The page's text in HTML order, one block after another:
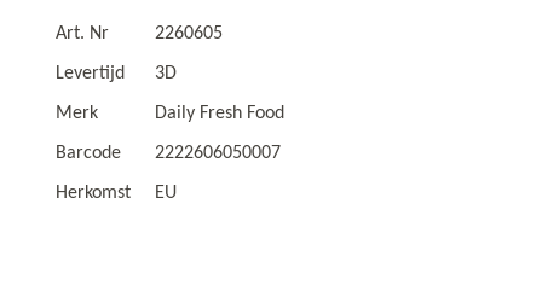
Art. Nr 2260605
Levertijd 3D
Merk Daily Fresh Food
Barcode 2222606050007
Herkomst EU